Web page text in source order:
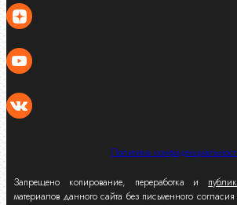
Политика
Запрещено копирование, переработка и
материалов данного сайта без письменного